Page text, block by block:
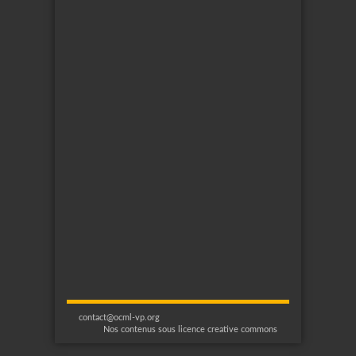
contact@ocml-vp.org
Nos contenus sous licence creative commons